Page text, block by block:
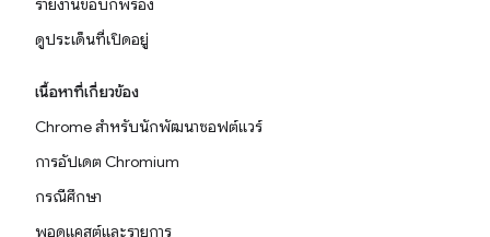
รายงานข้อบกพร่อง
ดูประเด็นที่เปิดอยู่
เนื้อหาที่เกี่ยวข้อง
Chrome สำหรับนักพัฒนาซอฟต์แวร์
การอัปเดต Chromium
กรณีศึกษา
พอดแคสต์และรายการ